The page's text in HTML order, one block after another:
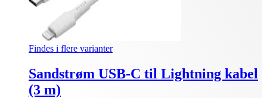
Findes i flere varianter
Sandstrøm USB-C til Lightning kabel
(3 m)